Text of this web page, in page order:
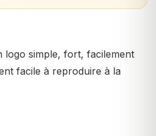
logo simple, fort, facilement
facile à reproduire à la